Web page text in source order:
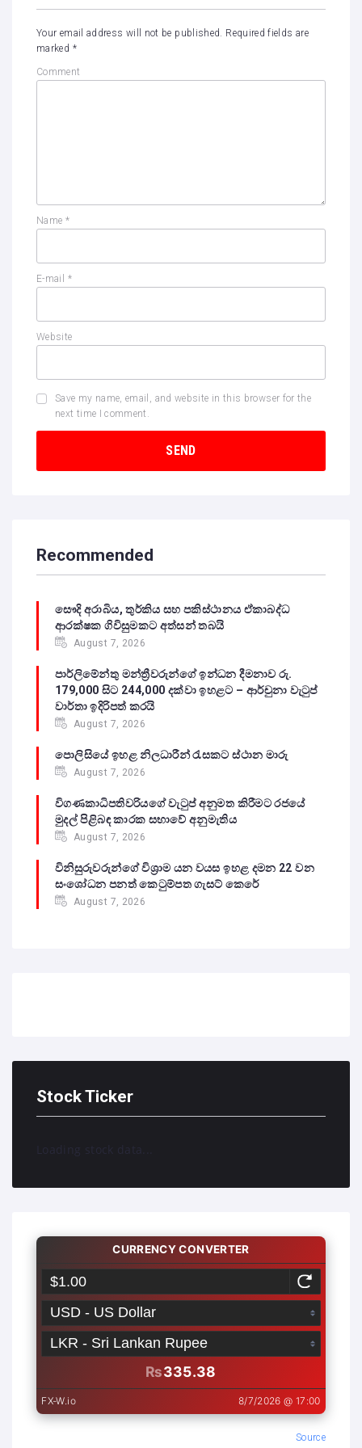
Your email address will not be published. Required fields are
marked *
Comment
Name *
E-mail *
Website
Save my name, email, and website in this browser for the
next time I comment.
Recommended
සෞදි අරාබිය, තුර්කිය සහ පකිස්ථානය ඒකාබද්ධ
ආරක්ෂක ගිවිසුමකට අත්සන් තබයි
August 7, 2026
පාර්ලිමේන්තු මන්ත්‍රීවරුන්ගේ ඉන්ධන දීමනාව රු.
179,000 සිට 244,000 දක්වා ඉහළට – ආර්චුනා වැටුප්
වාර්තා ඉදිරිපත් කරයි
August 7, 2026
පොලිසියේ ඉහළ නිලධාරීන් රැසකට ස්ථාන මාරු
August 7, 2026
විගණකාධිපතිවරියගේ වැටුප් අනුමත කිරීමට රජයේ
මුදල් පිළිබඳ කාරක සභාවේ අනුමැතිය
August 7, 2026
විනිසුරුවරුන්ගේ විශ්‍රාම යන වයස ඉහළ දමන 22 වන
සංශෝධන පනත් කෙටුම්පත ගැසට් කෙරේ
August 7, 2026
Stock Ticker
Loading stock data...
Source